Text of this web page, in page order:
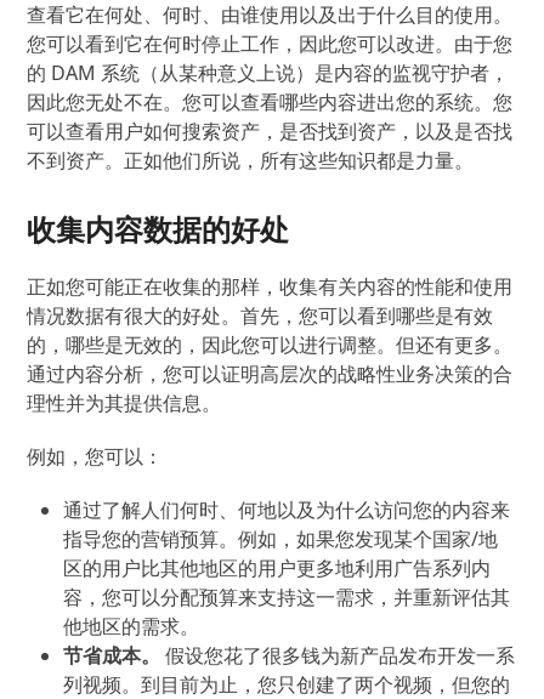
查看它在何处、何时、由谁使用以及出于什么目的使用。
您可以看到它在何时停止工作，因此您可以改进。由于您
的 DAM 系统（从某种意义上说）是内容的监视守护者，
因此您无处不在。您可以查看哪些内容进出您的系统。您
可以查看用户如何搜索资产，是否找到资产，以及是否找
不到资产。正如他们所说，所有这些知识都是力量。
收集内容数据的好处
正如您可能正在收集的那样，收集有关内容的性能和使用
情况数据有很大的好处。首先，您可以看到哪些是有效
的，哪些是无效的，因此您可以进行调整。但还有更多。
通过内容分析，您可以证明高层次的战略性业务决策的合
理性并为其提供信息。
例如，您可以：
通过了解人们何时、何地以及为什么访问您的内容来
指导您的营销预算。例如，如果您发现某个国家/地
区的用户比其他地区的用户更多地利用广告系列内
容，您可以分配预算来支持这一需求，并重新评估其
他地区的需求。
节省成本。假设您花了很多钱为新产品发布开发一系
列视频。到目前为止，您只创建了两个视频，但您的